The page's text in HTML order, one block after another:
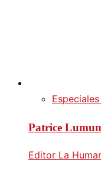
Patrice
Editor La